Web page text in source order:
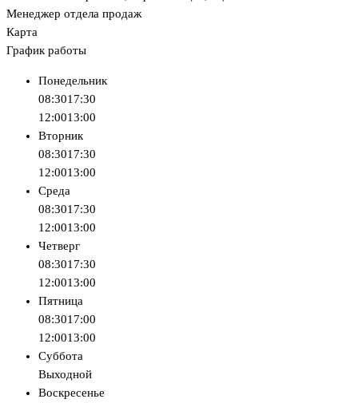
Менеджер отдела продаж
Карта
График работы
Понедельник
08:3017:30
12:0013:00
Вторник
08:3017:30
12:0013:00
Среда
08:3017:30
12:0013:00
Четверг
08:3017:30
12:0013:00
Пятница
08:3017:00
12:0013:00
Суббота
Выходной
Воскресенье